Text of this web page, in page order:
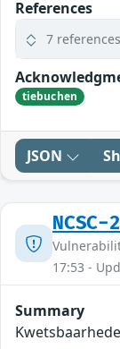
References
7 references
tiebuchen
JSON
17:53 -
Summary